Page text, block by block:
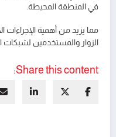
في المنطقة المحيطة.
مما يزيد من أهمية الإجراءات
الزوار والمستخدمين لشبكات
Share this content: